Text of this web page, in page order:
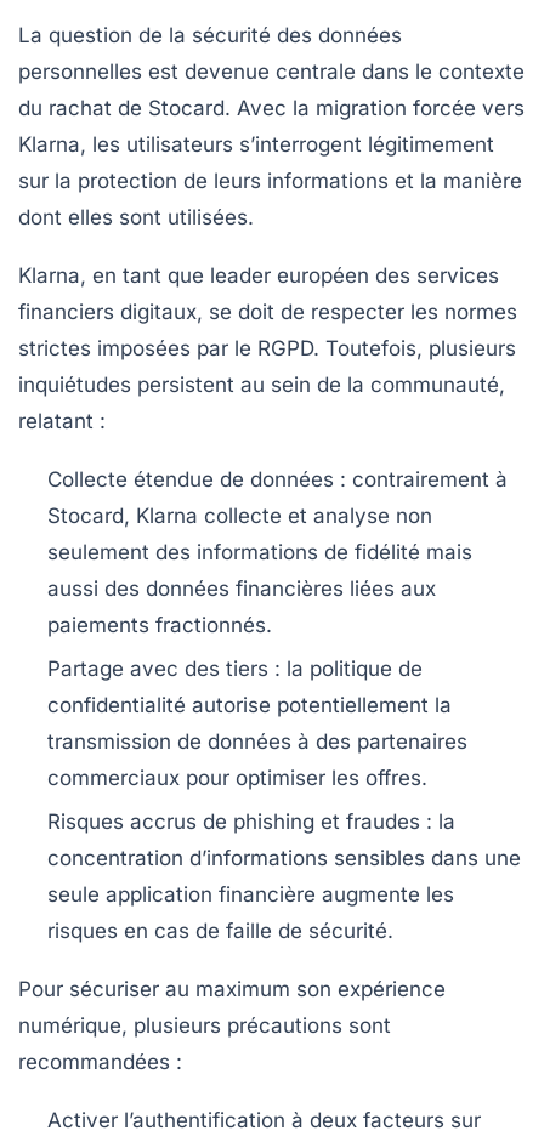
La question de la sécurité des données
personnelles est devenue centrale dans le contexte
du rachat de Stocard. Avec la migration forcée vers
Klarna, les utilisateurs s’interrogent légitimement
sur la protection de leurs informations et la manière
dont elles sont utilisées.
Klarna, en tant que leader européen des services
financiers digitaux, se doit de respecter les normes
strictes imposées par le RGPD. Toutefois, plusieurs
inquiétudes persistent au sein de la communauté,
relatant :
Collecte étendue de données : contrairement à
Stocard, Klarna collecte et analyse non
seulement des informations de fidélité mais
aussi des données financières liées aux
paiements fractionnés.
Partage avec des tiers : la politique de
confidentialité autorise potentiellement la
transmission de données à des partenaires
commerciaux pour optimiser les offres.
Risques accrus de phishing et fraudes : la
concentration d’informations sensibles dans une
seule application financière augmente les
risques en cas de faille de sécurité.
Pour sécuriser au maximum son expérience
numérique, plusieurs précautions sont
recommandées :
Activer l’authentification à deux facteurs sur